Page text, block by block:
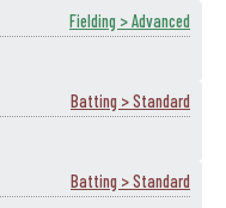
Fielding > Advanced
Batting > Standard
Batting > Standard